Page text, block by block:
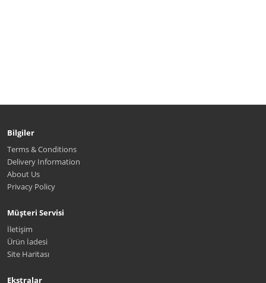
Bilgiler
Terms & Conditions
Delivery Information
About Us
Privacy Policy
Müşteri Servisi
İletişim
Ürün İadesi
Site Haritası
Ekstralar